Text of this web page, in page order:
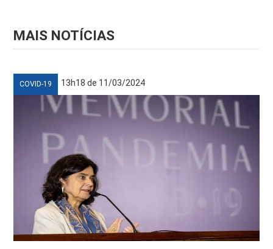
MAIS NOTÍCIAS
COVID-19 13h18 de 11/03/2024